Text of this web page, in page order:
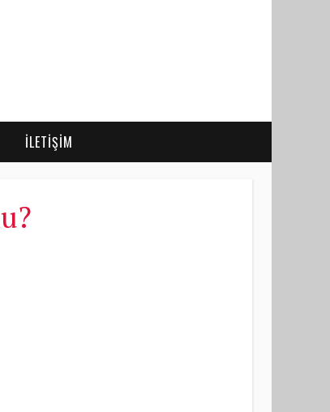
İLETİŞİM